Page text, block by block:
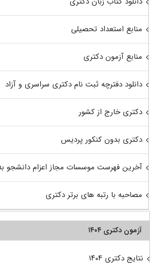
منابع استعداد تحصیلی
منابع آزمون دکتری
دانلود دفترچه ثبت نام دکتری سراسری و آزاد
دکتری خارج از کشور
دکتری بدون کنکور پردیس
آخرین فهرست موسسات مجاز اعزام دانشجو
مصاحبه با رتبه های برتر دکتری
آزمون دکتری ۱۴۰۴
نتایج دکتری ۱۴۰۴